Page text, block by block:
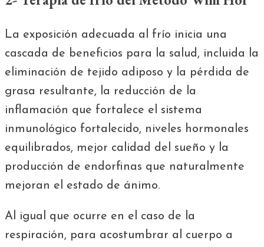
La exposición adecuada al frío inicia una
cascada de beneficios para la salud, incluida la
eliminación de tejido adiposo y la pérdida de
grasa resultante, la reducción de la
inflamación que fortalece el sistema
inmunológico fortalecido, niveles hormonales
equilibrados, mejor calidad del sueño y la
producción de endorfinas que naturalmente
mejoran el estado de ánimo.
Al igual que ocurre en el caso de la
respiración, para acostumbrar al cuerpo a